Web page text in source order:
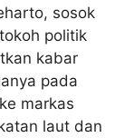
sosok
politik
kabar
pada
markas
laut dan